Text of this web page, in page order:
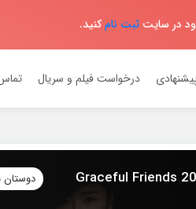
در سایت ثبت نامکنید.
درخواست فیلم و سریال
دوستان